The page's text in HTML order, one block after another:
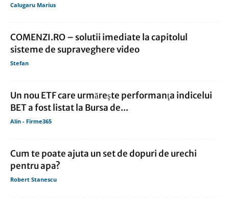
Calugaru Marius
COMENZI.RO – solutii imediate la capitolul
sisteme de supraveghere video
Stefan
Un nou ETF care urmăreşte performanţa indicelui
BET a fost listat la Bursa de...
Alin - Firme365
Cum te poate ajuta un set de dopuri de urechi
pentru apa?
Robert Stanescu